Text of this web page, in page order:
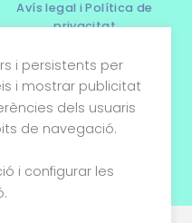
Avís legal i Política de
privacitat
Termes i condicions
Política de cookies
i persistents per
i mostrar publicitat
dels usuaris
de navegació.
i configurar les